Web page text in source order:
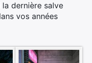
dernière salve
vos années